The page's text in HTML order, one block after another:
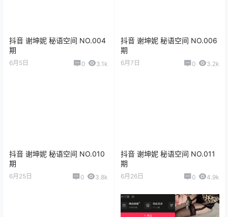
抖音 谢坤妮 秘语空间 NO.004
期
6月5日 0 3.1k
抖音 谢坤妮 秘语空间 NO.006
期
6月7日 0 3.2k
抖音 谢坤妮 秘语空间 NO.010
期
6月25日 0 3.8k
抖音 谢坤妮 秘语空间 NO.011
期
6月26日 0 4.9k